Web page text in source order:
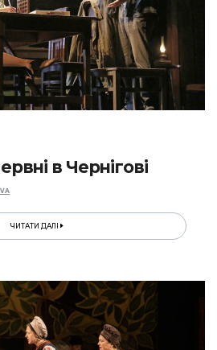
в Чернігові
ЧИТАТИ ДАЛІ